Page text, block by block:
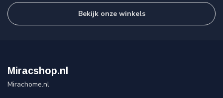
Bekijk onze winkels
Miracshop.nl
Mirachome.nl